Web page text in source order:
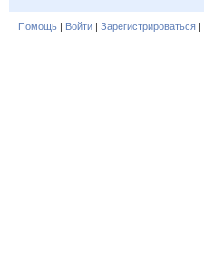
Помощь | Войти | Зарегистрироваться |